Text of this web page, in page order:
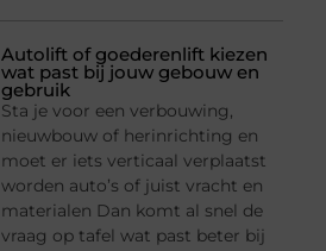
Autolift of goederenlift kiezen
wat past bij jouw gebouw en
gebruik
Sta je voor een verbouwing,
nieuwbouw of herinrichting en
moet er iets verticaal verplaatst
worden auto’s of juist vracht en
materialen Dan komt al snel de
vraag op tafel wat past beter bij